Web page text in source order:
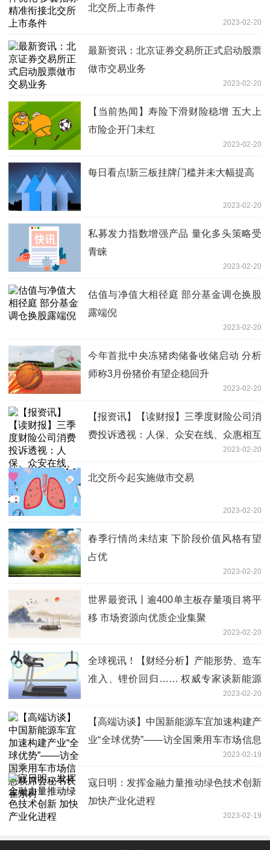
北交所上市条件
2023-02-20
最新资讯：北京证券交易所正式启动股票
做市交易业务
2023-02-20
【当前热闻】寿险下滑财险稳增 五大上
市险企开门未红
2023-02-20
每日看点!新三板挂牌门槛并未大幅提高
2023-02-20
私募发力指数增强产品 量化多头策略受
青睐
2023-02-20
估值与净值大相径庭 部分基金调仓换股
露端倪
2023-02-20
今年首批中央冻猪肉储备收储启动 分析
师称3月份猪价有望企稳回升
2023-02-20
【报资讯】【读财报】三季度财险公司消
费投诉透视：人保、众安在线、众惠相互
2023-02-20
北交所今起实施做市交易
2023-02-20
春季行情尚未结束 下阶段价值风格有望
占优
2023-02-20
世界最资讯丨逾400单主板存量项目将平
移 市场资源向优质企业集聚
2023-02-20
全球视讯！【财经分析】产能形势、造车
准入、锂价回归…… 权威专家谈新能源
2023-02-20
【高端访谈】中国新能源车宜加速构建产
业“全球优势”——访全国乘用车市场信息
2023-02-19
寇日明：发挥金融力量推动绿色技术创新
加快产业化进程
2023-02-19